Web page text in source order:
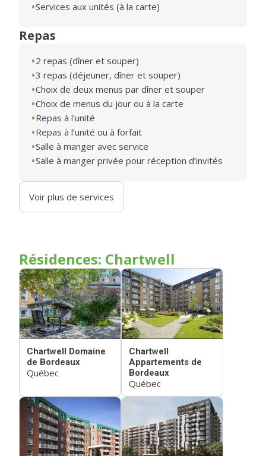
Services aux unités (à la carte)
Repas
2 repas (dîner et souper)
3 repas (déjeuner, dîner et souper)
Choix de deux menus par dîner et souper
Choix de menus du jour ou à la carte
Repas à l'unité
Repas à l’unité ou à forfait
Salle à manger avec service
Salle à manger privée pour réception d’invités
Voir plus de services
Résidences: Chartwell
Chartwell Domaine
de Bordeaux
Québec
Chartwell
Appartements de
Bordeaux
Québec